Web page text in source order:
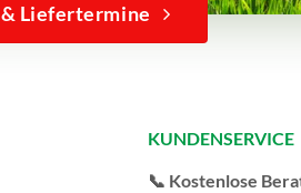
Liefertermine
KUNDENSERVICE
📞 Kostenlose